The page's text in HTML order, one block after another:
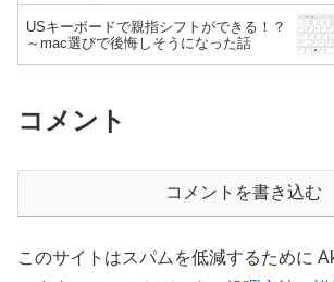
USキーボードで親指シフトができる！？
～mac選びで後悔しそうになった話
コメント
コメントを書き込む
このサイトはスパムを低減するために